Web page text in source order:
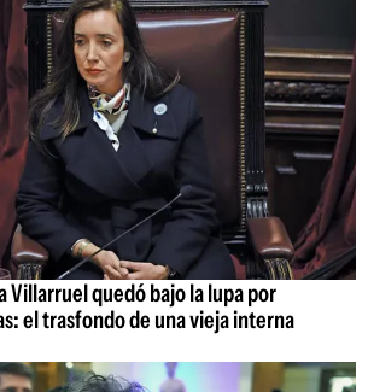
Villarruel quedó bajo la lupa por
el trasfondo de una vieja interna